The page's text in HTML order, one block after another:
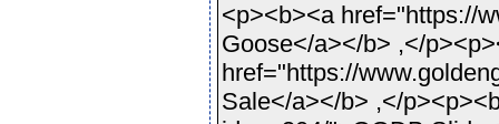
<p><b><a href="https://
Goose</a></b> ,</
href="https://
Sale</a></b> ,</